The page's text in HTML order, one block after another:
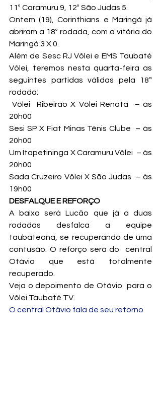
11º Caramuru 9, 12º São Judas 5.
Ontem (19), Corinthians e Maringá já
abriram a 18º rodada, com a vitória do
Maringá 3 X 0.
Além de Sesc RJ Vôlei e EMS Taubaté
Vôlei, teremos nesta quarta-feira as
seguintes partidas válidas pela 18ª
rodada:
Vôlei  Ribeirão X Vôlei Renata  – às
20h00
Sesi SP X Fiat Minas Tênis Clube  – às
20h00
Um Itapetininga X Caramuru Vôlei  – às
20h00
Sada Cruzeiro Vôlei X São Judas  – às
19h00
DESFALQUE E REFORÇO
A baixa será Lucão que já a duas
rodadas desfalca a equipe
taubateana, se recuperando de uma
contusão. O reforço será do  central
Otávio que está totalmente
recuperado.
Veja o depoimento de Otávio  para o
Vôlei Taubaté TV.
O central Otávio fala de seu retorno